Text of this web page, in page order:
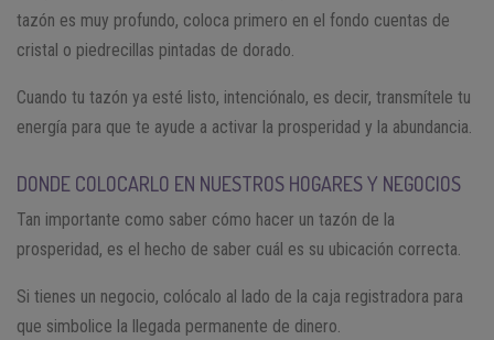
tazón es muy profundo, coloca primero en el fondo cuentas de
cristal o piedrecillas pintadas de dorado.
Cuando tu tazón ya esté listo, intenciónalo, es decir, transmítele tu
energía para que te ayude a activar la prosperidad y la abundancia.
DONDE COLOCARLO EN NUESTROS HOGARES Y NEGOCIOS
Tan importante como saber cómo hacer un tazón de la
prosperidad, es el hecho de saber cuál es su ubicación correcta.
Si tienes un negocio, colócalo al lado de la caja registradora para
que simbolice la llegada permanente de dinero.